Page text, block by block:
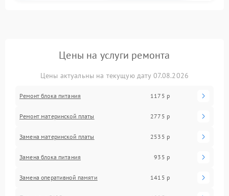
Цены на услуги ремонта
Цены актуальны на текущую дату 07.08.2026
Ремонт блока питания 1175 р
Ремонт материнской платы 2775 р
Замена материнской платы 2535 р
Замена блока питания 935 р
Замена оперативной памяти 1415 р